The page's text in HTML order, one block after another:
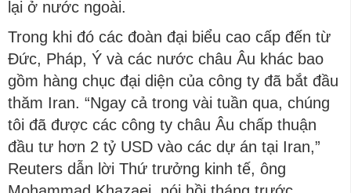
lại ở nước ngoài.
Trong khi đó các đoàn đại biểu cao cấp đến từ
Đức, Pháp, Ý và các nước châu Âu khác bao
gồm hàng chục đại diện của công ty đã bắt đầu
thăm Iran. “Ngay cả trong vài tuần qua, chúng
tôi đã được các công ty châu Âu chấp thuận
đầu tư hơn 2 tỷ USD vào các dự án tại Iran,”
Reuters dẫn lời Thứ trưởng kinh tế, ông